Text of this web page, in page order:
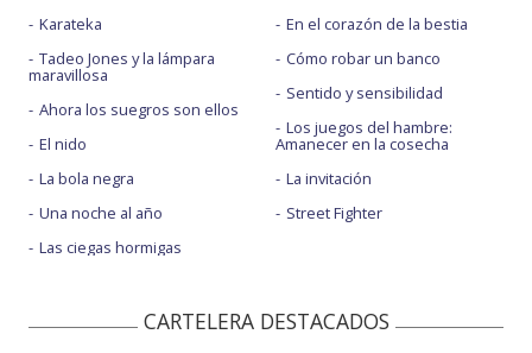
Karateka
Tadeo Jones y la lámpara
maravillosa
Ahora los suegros son ellos
El nido
La bola negra
Una noche al año
Las ciegas hormigas
En el corazón de la bestia
Cómo robar un banco
Sentido y sensibilidad
Los juegos del hambre:
Amanecer en la cosecha
La invitación
Street Fighter
CARTELERA DESTACADOS